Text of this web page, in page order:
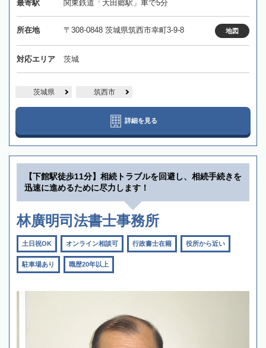
最寄駅 関東鉄道「大田郷駅」車で5分
所在地 〒308-0848 茨城県筑西市幸町3-9-8 地図
対応エリア 茨城
茨城県 筑西市
詳細を見る
【下館駅徒歩11分】相続トラブルを回避し、相続手続きを
迅速に進めるために尽力します！
林廣明司法書士事務所
土日祝OK オンライン相談可 行政書士在籍 役所から近い
駐車場あり 職歴20年以上